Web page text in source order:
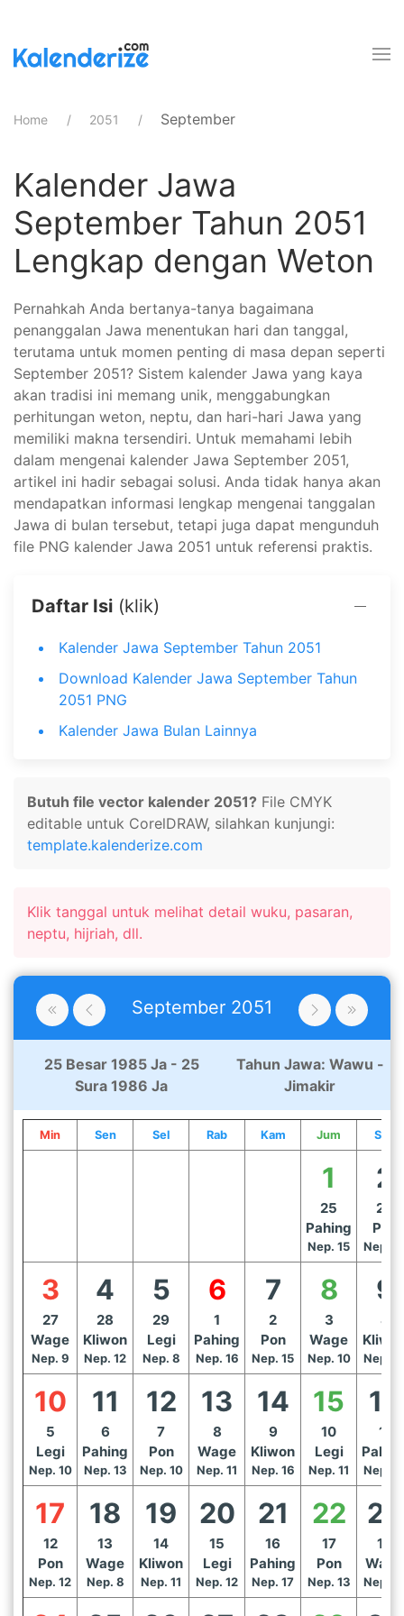
Home 2051 September
Kalender Jawa
September Tahun 2051
Lengkap dengan Weton
Pernahkah Anda bertanya-tanya bagaimana
penanggalan Jawa menentukan hari dan tanggal,
terutama untuk momen penting di masa depan seperti
September 2051? Sistem kalender Jawa yang kaya
akan tradisi ini memang unik, menggabungkan
perhitungan weton, neptu, dan hari-hari Jawa yang
memiliki makna tersendiri. Untuk memahami lebih
dalam mengenai kalender Jawa September 2051,
artikel ini hadir sebagai solusi. Anda tidak hanya akan
mendapatkan informasi lengkap mengenai tanggalan
Jawa di bulan tersebut, tetapi juga dapat mengunduh
file PNG kalender Jawa 2051 untuk referensi praktis.
Daftar Isi (klik)
Kalender Jawa September Tahun 2051
Download Kalender Jawa September Tahun
2051 PNG
Kalender Jawa Bulan Lainnya
Butuh file vector kalender 2051? File CMYK
editable untuk CorelDRAW, silahkan kunjungi:
template.kalenderize.com
Klik tanggal untuk melihat detail wuku, pasaran,
neptu, hijriah, dll.
September 2051
25 Besar 1985 Ja - 25
Sura 1986 Ja
Tahun Jawa: Wawu -
Jimakir
Min Sen Sel Rab Kam Jum Sab
1
25
Pahing
Nep. 15
2
26
Pon
Nep.
3
27
Wage
Nep. 9
4
28
Kliwon
Nep. 12
5
29
Legi
Nep. 8
6
1
Pahing
Nep. 16
7
2
Pon
Nep. 15
8
3
Wage
Nep. 10
9
4
Nep.
10
5
Legi
Nep. 10
11
6
Pahing
Nep. 13
12
7
Pon
Nep. 10
13
8
Wage
Nep. 11
14
9
Kliwon
Nep. 16
15
10
Legi
Nep. 11
16
11
Nep.
17
12
Pon
Nep. 12
18
13
Wage
Nep. 8
19
14
Kliwon
Nep. 11
20
15
Legi
Nep. 12
21
16
Pahing
Nep. 17
22
17
Pon
Nep. 13
23
18
Wage
Nep.